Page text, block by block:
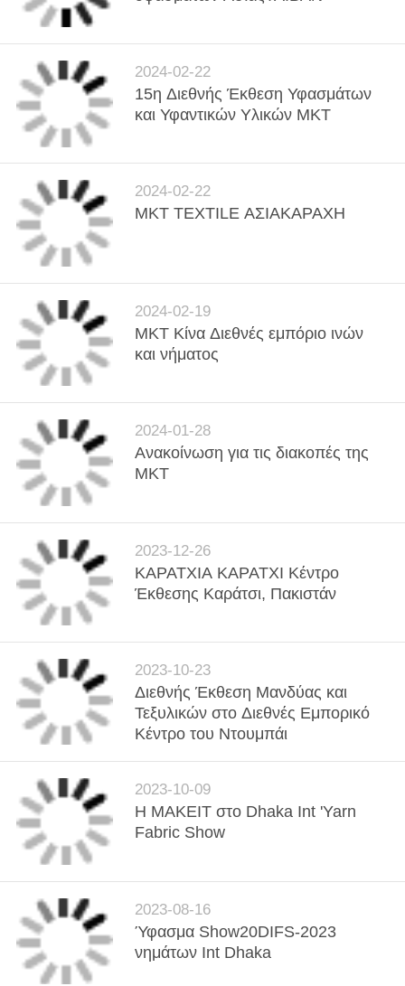
2024-02-22
15η Διεθνής Έκθεση Υφασμάτων
και Υφαντικών Υλικών MKT
2024-02-22
MKT TEXTILE ΑΣΙΑΚΑΡΑΧΗ
2024-02-19
MKT Κίνα Διεθνές εμπόριο ινών
και νήματος
2024-01-28
Ανακοίνωση για τις διακοπές της
MKT
2023-12-26
ΚΑΡΑΤΧΙΑ ΚΑΡΑΤΧΙ Κέντρο
Έκθεσης Καράτσι, Πακιστάν
2023-10-23
Διεθνής Έκθεση Μανδύας και
Τεξυλικών στο Διεθνές Εμπορικό
Κέντρο του Ντουμπάι
2023-10-09
Η MAKEIT στο Dhaka Int 'Yarn
Fabric Show
2023-08-16
Ύφασμα Show20DIFS-2023
νημάτων Int Dhaka